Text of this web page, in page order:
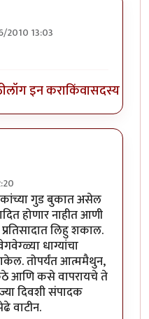
2010 13:03
लॉग इन कराकिंवासदस्य व्हा
byअवलिया
गुड बुकात असेल
होणार नाहीत आणी
लिहु शकाल.
धाग्यांचा
तोपर्यंत आत्ममैथुन,
आणि कसे वापरायचे ते
दिवशी संपादक
वाटीन.